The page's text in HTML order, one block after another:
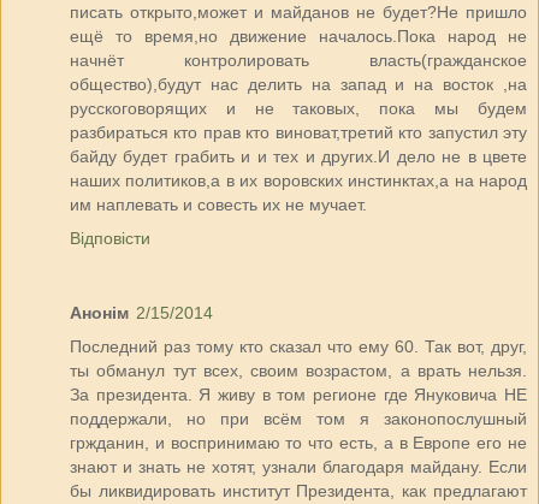
писать открыто,может и майданов не будет?Не пришло
ещё то время,но движение началось.Пока народ не
начнёт контролировать власть(гражданское
общество),будут нас делить на запад и на восток ,на
русскоговорящих и не таковых, пока мы будем
разбираться кто прав кто виноват,третий кто запустил эту
байду будет грабить и и тех и других.И дело не в цвете
наших политиков,а в их воровских инстинктах,а на народ
им наплевать и совесть их не мучает.
Відповісти
Анонім 2/15/2014
Последний раз тому кто сказал что ему 60. Так вот, друг,
ты обманул тут всех, своим возрастом, а врать нельзя.
За президента. Я живу в том регионе где Януковича НЕ
поддержали, но при всём том я законопослушный
гржданин, и воспринимаю то что есть, а в Европе его не
знают и знать не хотят, узнали благодаря майдану. Если
бы ликвидировать институт Президента, как предлагают